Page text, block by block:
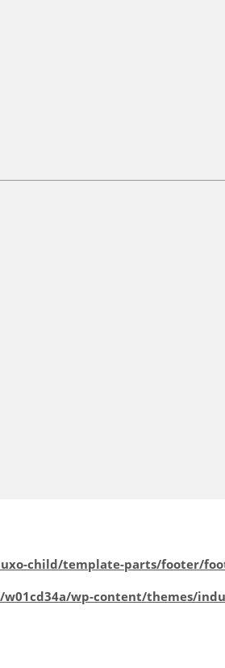
child/template-parts/footer/
wp-content/themes/